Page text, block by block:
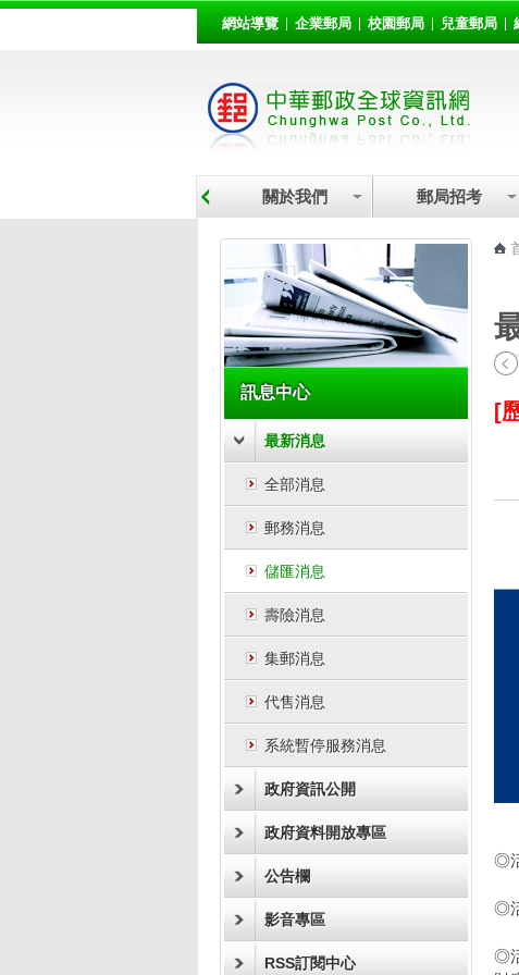
網站導覽 企業郵局 校園郵局 兒童郵局
關於我們 郵局招考
訊息中心
最新消息
全部消息
郵務消息
儲匯消息
壽險消息
集郵消息
代售消息
系統暫停服務消息
政府資訊公開
政府資料開放專區
公告欄
影音專區
RSS訂閱中心
[
◎
◎
◎